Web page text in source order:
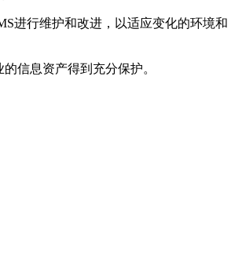
进行维护和改进，以适应变化的环境和
信息资产得到充分保护。